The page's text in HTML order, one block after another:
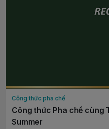
Công thức pha chế
Công thức Pha chế cùng
Summer